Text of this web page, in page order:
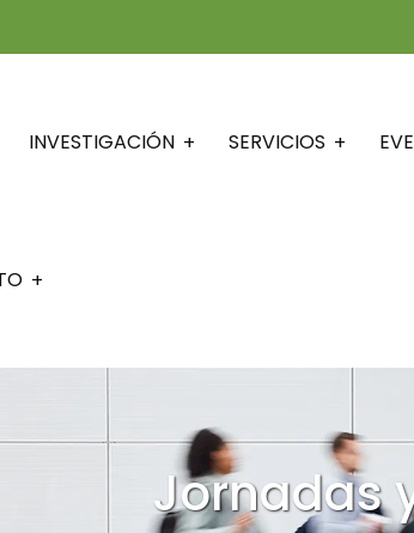
INVESTIGACIÓN SERVICIOS
Jornadas